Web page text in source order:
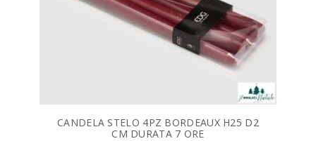
CANDELA STELO 4PZ BORDEAUX H25 D2
CM DURATA 7 ORE